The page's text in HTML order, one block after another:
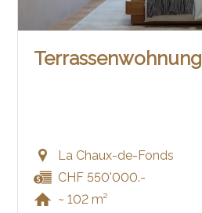
Terrassenwohnung
La Chaux-de-Fonds
CHF 550'000.-
~ 102 m²